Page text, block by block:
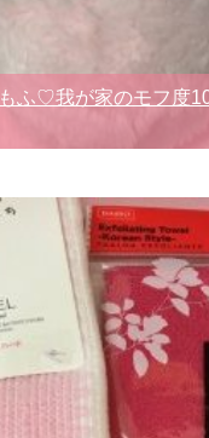
ふ♡我が家のモフ度